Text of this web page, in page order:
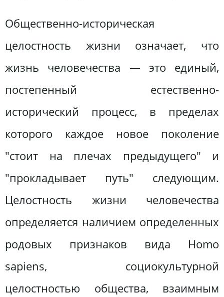
Общественно-историческая
целостность жизни означает, что
жизнь человечества — это единый,
постепенный естественно-
исторический процесс, в пределах
которого каждое новое поколение
"стоит на плечах предыдущего" и
"прокладывает путь" следующим.
Целостность жизни человечества
определяется наличием определенных
родовых признаков вида Homo
sapіens, социокультурной
целостностью общества, взаимным